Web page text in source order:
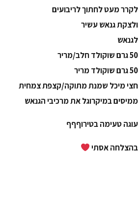
לקרר מעט לחתוך לריבועים
ולצקת גנאש עשיר
לגנאש
50 גרם שוקולד חלב/מריר
50 גרם שוקולד מריר
חצי מיכל שמנת מתוקה/קצפת צמחית
ממיסים במיקרוגל את מרכיבי הגנאש
עוגה טעימה בטירוףףף
בהצלחה אסתי